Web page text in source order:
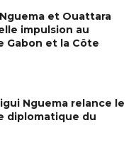
et Ouattara
impulsion au
Gabon et la Côte
Nguema relance le
diplomatique du